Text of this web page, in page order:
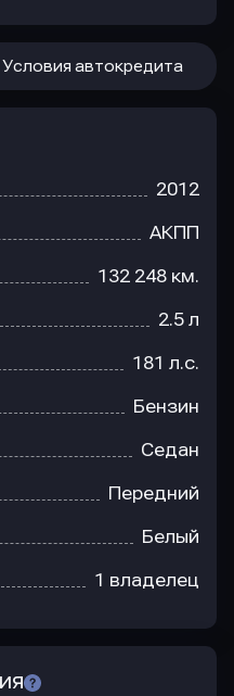
Условия автокредита
2012
АКПП
132 248 км.
2.5 л
181 л.с.
Бензин
Седан
Передний
Белый
1 владелец